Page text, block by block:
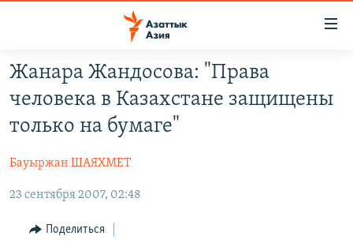
Вернуться
основному
содержанию
навигации
Вернутся
ЦЕНТРАЛЬНАЯ АЗИЯ
УЗБЕКИСТАН
ТАДЖИКИСТАН
ВОЙНА В УКРАИНЕ
НА ДРУГИХ ЯЗЫКАХ
ҚАЗАҚША
КЫРГЫЗЧА
Жанара Жандосова: "Права
человека в Казахстане защищены
только на бумаге"
Бауыржан ШАЯХМЕТ
23 сентября 2007, 02:48
Поделиться